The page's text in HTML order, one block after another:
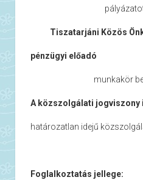
Tiszatarjáni Közös
pénzügyi előadó
munkakör
A közszolgálati jogviszony
határozatlan idejű
Foglalkoztatás jellege: